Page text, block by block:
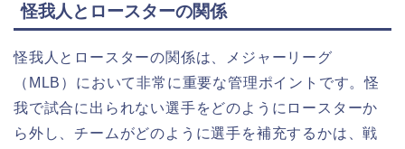
怪我人とロースターの関係
怪我人とロースターの関係は、メジャーリーグ
（MLB）において非常に重要な管理ポイントです。怪
我で試合に出られない選手をどのようにロースターか
ら外し、チームがどのように選手を補充するかは、戦